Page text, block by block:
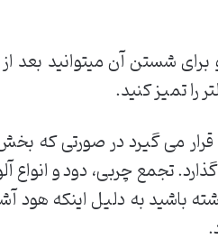
شستن آن میتوانید بعد
را تمیز کنید.
می گیرد در صورتی که
تجمع چربی، دود و انواع
باشید به دلیل اینکه